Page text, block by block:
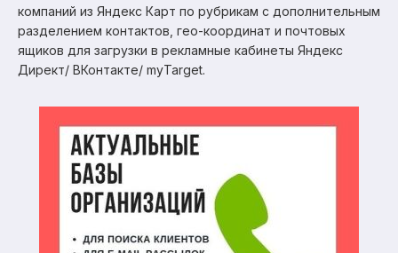
компаний из Яндекс Карт по рубрикам с дополнительным
разделением контактов, гео-координат и почтовых
ящиков для загрузки в рекламные кабинеты Яндекс
Директ/ ВКонтакте/ myTarget.